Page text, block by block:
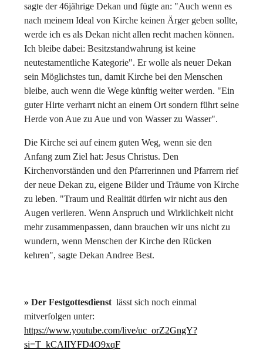
sagte der 46jährige Dekan und fügte an: "Auch wenn es
nach meinem Ideal von Kirche keinen Ärger geben sollte,
werde ich es als Dekan nicht allen recht machen können.
Ich bleibe dabei: Besitzstandwahrung ist keine
neutestamentliche Kategorie". Er wolle als neuer Dekan
sein Möglichstes tun, damit Kirche bei den Menschen
bleibe, auch wenn die Wege künftig weiter werden. "Ein
guter Hirte verharrt nicht an einem Ort sondern führt seine
Herde von Aue zu Aue und von Wasser zu Wasser".
Die Kirche sei auf einem guten Weg, wenn sie den
Anfang zum Ziel hat: Jesus Christus. Den
Kirchenvorständen und den Pfarrerinnen und Pfarrern rief
der neue Dekan zu, eigene Bilder und Träume von Kirche
zu leben. "Traum und Realität dürfen wir nicht aus den
Augen verlieren. Wenn Anspruch und Wirklichkeit nicht
mehr zusammenpassen, dann brauchen wir uns nicht zu
wundern, wenn Menschen der Kirche den Rücken
kehren", sagte Dekan Andree Best.
» Der Festgottesdienst lässt sich noch einmal
mitverfolgen unter:
https://www.youtube.com/live/uc_orZ2GngY?
si=T_kCAIIYFD4O9xqF